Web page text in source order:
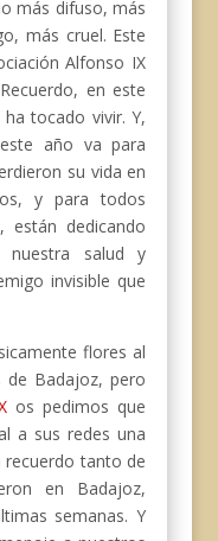
más difuso, más
más cruel. Este
Alfonso IX
en este
tocado vivir. Y,
año va para
su vida en
y para todos
están dedicando
salud y
invisible que
flores al
Badajoz, pero
os pedimos que
a sus redes una
recuerdo tanto de
en Badajoz,
semanas. Y